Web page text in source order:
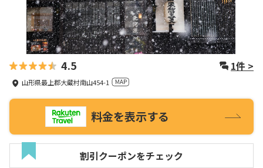
4.5 1件 >
山形県最上郡大蔵村南山454-1
料金を表示する
割引クーポンをチェック